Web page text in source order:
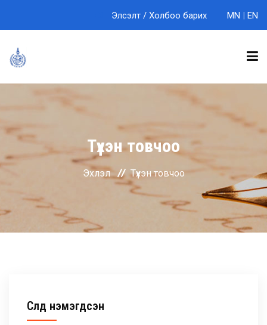
Элсэлт / Холбоо барих MN | EN
ТЭНХИМҮҮД
ЭРДЭМ ШИНЖИЛГЭЭ
МАГАДЛАН ИТГЭМЖЛЭЛ
Түүхэн товчоо
Эхлэл Түүхэн товчоо
Сүүлд нэмэгдсэн